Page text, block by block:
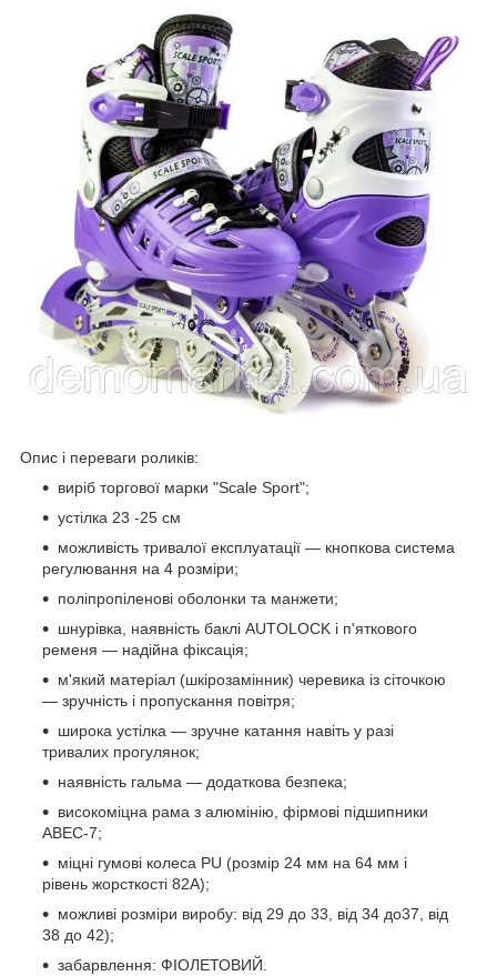
Опис і переваги роликів:
виріб торгової марки "Scale Sport";
устілка 23 -25 см
можливість тривалої експлуатації — кнопкова система
регулювання на 4 розміри;
поліпропіленові оболонки та манжети;
шнурівка, наявність баклі AUTOLOCK і п'яткового
ременя — надійна фіксація;
м'який матеріал (шкірозамінник) черевика із сіточкою
— зручність і пропускання повітря;
широка устілка — зручне катання навіть у разі
тривалих прогулянок;
наявність гальма — додаткова безпека;
високоміцна рама з алюмінію, фірмові підшипники
ABEC-7;
міцні гумові колеса PU (розмір 24 мм на 64 мм і
рівень жорсткості 82A);
можливі розміри виробу: від 29 до 33, від 34 до37, від
38 до 42);
забарвлення: ФІОЛЕТОВИЙ.